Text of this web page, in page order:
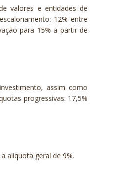
valores e entidades de
12% entre
para 15% a partir de
assim como
progressivas: 17,5%
alíquota geral de 9%.